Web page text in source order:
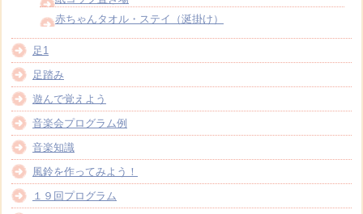
赤ちゃんタオル・ステイ（涎掛け）
足1
足踏み
遊んで覚えよう
音楽会プログラム例
音楽知識
風鈴を作ってみよう！
１９回プログラム